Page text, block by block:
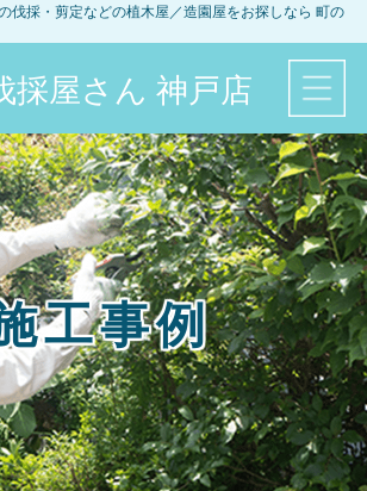
伐採・剪定などの植木屋／造園屋をお探しなら 町の
採屋さん 神戸店
工事例